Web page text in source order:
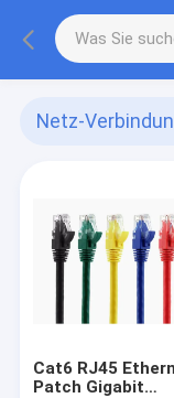
Netz-
Cat6 RJ45
Patch Gigabit